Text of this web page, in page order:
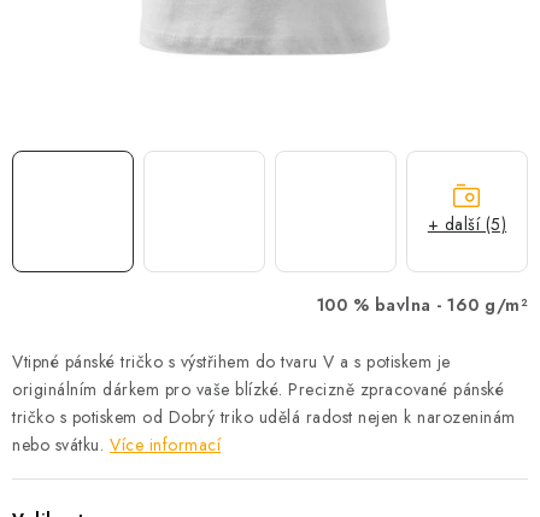
Obchodní podmínky
100 % bavlna - 160 g/m²
Vtipné pánské tričko s výstřihem do tvaru V a s potiskem je
originálním dárkem pro vaše blízké. Precizně zpracované pánské
tričko s potiskem od Dobrý triko udělá radost nejen k narozeninám
nebo svátku. Více informací
+ další (5)